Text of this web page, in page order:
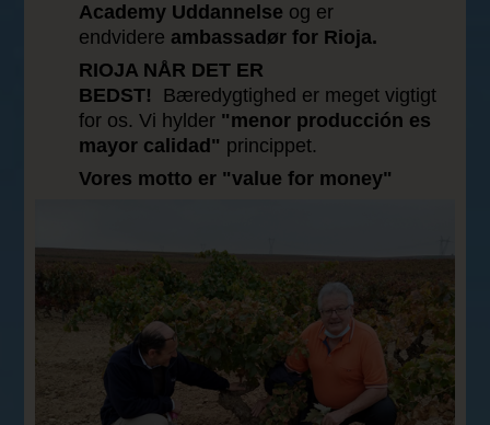
Academy Uddannelse og er
endvidere ambassadør for Rioja.
RIOJA NÅR DET ER
BEDST! Bæredygtighed er meget vigtigt
for os. Vi hylder "menor producción es
mayor calidad" princippet.
Vores motto er "value for money"